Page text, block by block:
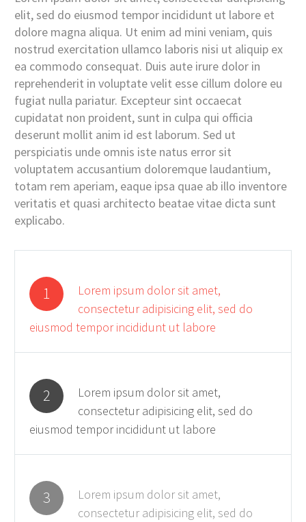
elit, sed do eiusmod tempor incididunt ut labore et
dolore magna aliqua. Ut enim ad mini veniam, quis
nostrud exercitation ullamco laboris nisi ut aliquip ex
ea commodo consequat. Duis aute irure dolor in
reprehenderit in voluptate velit esse cillum dolore eu
fugiat nulla pariatur. Excepteur sint occaecat
cupidatat non proident, sunt in culpa qui officia
deserunt mollit anim id est laborum. Sed ut
perspiciatis unde omnis iste natus error sit
voluptatem accusantium doloremque laudantium,
totam rem aperiam, eaque ipsa quae ab illo inventore
veritatis et quasi architecto beatae vitae dicta sunt
explicabo.
1
Lorem ipsum dolor sit amet,
consectetur adipisicing elit, sed do
eiusmod tempor incididunt ut labore
2
Lorem ipsum dolor sit amet,
consectetur adipisicing elit, sed do
eiusmod tempor incididunt ut labore
3
Lorem ipsum dolor sit amet,
consectetur adipisicing elit, sed do